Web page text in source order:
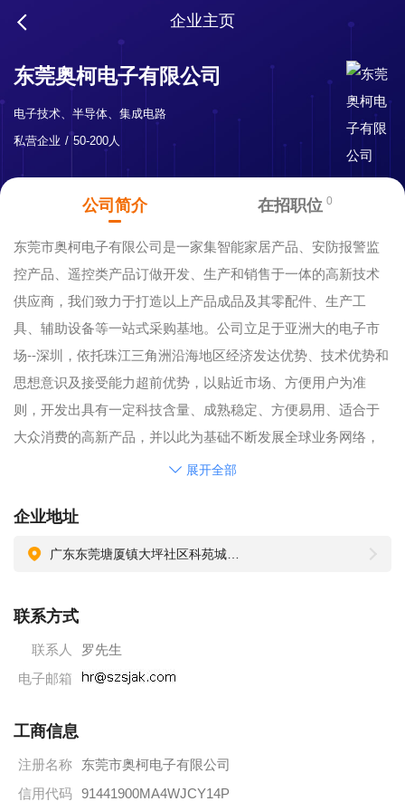
企业主页
东莞奥柯电子有限公司
电子技术、半导体、集成电路
私营企业
50-200人
公司简介 在招职位 0
东莞市奥柯电子有限公司是一家集智能家居产品、安防报警监
控产品、遥控类产品订做开发、生产和销售于一体的高新技术
供应商，我们致力于打造以上产品成品及其零配件、生产工
具、辅助设备等一站式采购基地。公司立足于亚洲大的电子市
场--深圳，依托珠江三角洲沿海地区经济发达优势、技术优势和
思想意识及接受能力超前优势，以贴近市场、方便用户为准
则，开发出具有一定科技含量、成熟稳定、方便易用、适合于
大众消费的高新产品，并以此为基础不断发展全球业务网络，
建立了良好的产品开发体系、生产体系、销售体系、服务体系
展开全部
企业地址
联系方式
联系人
罗先生
电子邮箱
工商信息
注册名称
东莞市奥柯电子有限公司
信用代码 91441900MA4WJCY14P